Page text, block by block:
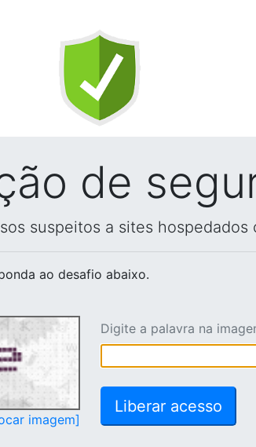
de
suspeitos a sites hospedados
ao desafio abaixo.
imagem]
Digite a palavra na